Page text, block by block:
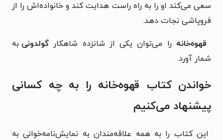
سعی می‌کند او را به راه راست هدایت کند و خانواده‌اش را از
فروپاشی نجات دهد.
قهوه‌خانه را می‌توان یکی از شانزده شاهکار گولدونی به
شمار آورد.
خواندن کتاب قهوه‌خانه را به چه کسانی
پیشنهاد می‌کنیم
این کتاب را به همه علاقه‌مندان به نمایش‌نامه‌خوانی به